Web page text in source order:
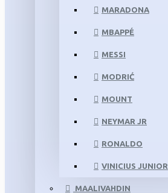
MARADONA
MBAPPÉ
MESSI
MODRIĆ
MOUNT
NEYMAR JR
RONALDO
VINICIUS JUNIOR
MAALIVAHDIN